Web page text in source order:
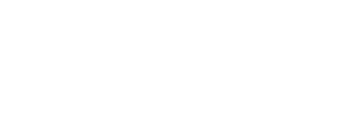
présente deux indicateurs
compte, pour tout projet